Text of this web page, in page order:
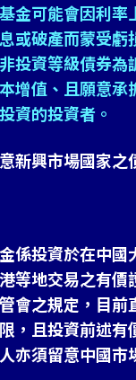
金可能會因利
或破產而蒙受
投資等級債券
增值、且願意
資的投資者。
新興市場國家之
係投資於在中
等地交易之有
會之規定，目
，且投資前述
亦須留意中國市